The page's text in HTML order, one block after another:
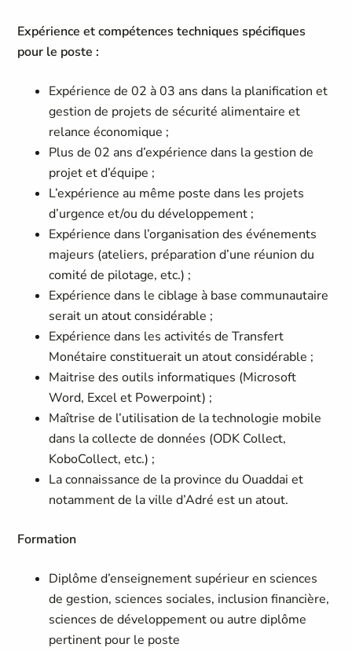
Expérience et compétences techniques spécifiques
pour le poste :
Expérience de 02 à 03 ans dans la planification et
gestion de projets de sécurité alimentaire et
relance économique ;
Plus de 02 ans d’expérience dans la gestion de
projet et d’équipe ;
L’expérience au même poste dans les projets
d’urgence et/ou du développement ;
Expérience dans l’organisation des événements
majeurs (ateliers, préparation d’une réunion du
comité de pilotage, etc.) ;
Expérience dans le ciblage à base communautaire
serait un atout considérable ;
Expérience dans les activités de Transfert
Monétaire constituerait un atout considérable ;
Maitrise des outils informatiques (Microsoft
Word, Excel et Powerpoint) ;
Maîtrise de l’utilisation de la technologie mobile
dans la collecte de données (ODK Collect,
KoboCollect, etc.) ;
La connaissance de la province du Ouaddai et
notamment de la ville d’Adré est un atout.
Formation
Diplôme d’enseignement supérieur en sciences
de gestion, sciences sociales, inclusion financière,
sciences de développement ou autre diplôme
pertinent pour le poste